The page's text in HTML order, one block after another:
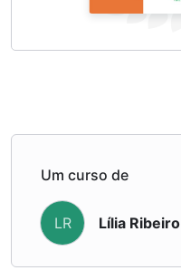
Um curso de
LR Lília Ribeiro